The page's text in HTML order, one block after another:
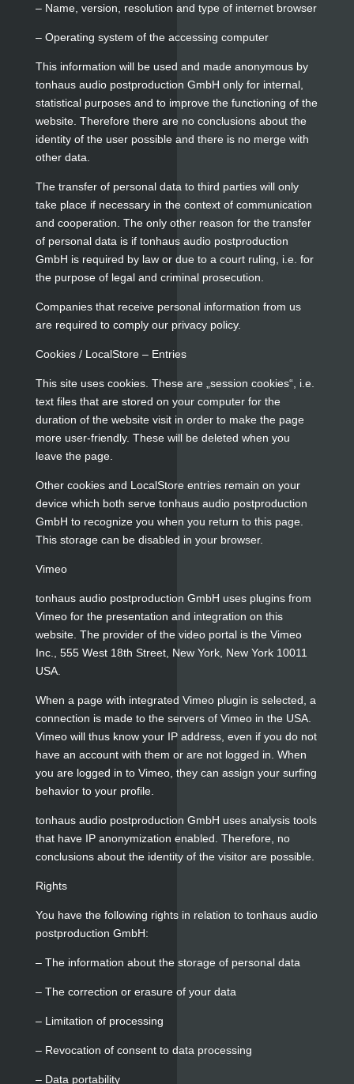
– Name, version, resolution and type of internet browser
– Operating system of the accessing computer
This information will be used and made anonymous by
tonhaus audio postproduction GmbH only for internal,
statistical purposes and to improve the functioning of the
website. Therefore there are no conclusions about the
identity of the user possible and there is no merge with
other data.
The transfer of personal data to third parties will only
take place if necessary in the context of communication
and cooperation. The only other reason for the transfer
of personal data is if tonhaus audio postproduction
GmbH is required by law or due to a court ruling, i.e. for
the purpose of legal and criminal prosecution.
Companies that receive personal information from us
are required to comply our privacy policy.
Cookies / LocalStore – Entries
This site uses cookies. These are „session cookies“, i.e.
text files that are stored on your computer for the
duration of the website visit in order to make the page
more user-friendly. These will be deleted when you
leave the page.
Other cookies and LocalStore entries remain on your
device which both serve tonhaus audio postproduction
GmbH to recognize you when you return to this page.
This storage can be disabled in your browser.
Vimeo
tonhaus audio postproduction GmbH uses plugins from
Vimeo for the presentation and integration on this
website. The provider of the video portal is the Vimeo
Inc., 555 West 18th Street, New York, New York 10011
USA.
When a page with integrated Vimeo plugin is selected, a
connection is made to the servers of Vimeo in the USA.
Vimeo will thus know your IP address, even if you do not
have an account with them or are not logged in. When
you are logged in to Vimeo, they can assign your surfing
behavior to your profile.
tonhaus audio postproduction GmbH uses analysis tools
that have IP anonymization enabled. Therefore, no
conclusions about the identity of the visitor are possible.
Rights
You have the following rights in relation to tonhaus audio
postproduction GmbH:
– The information about the storage of personal data
– The correction or erasure of your data
– Limitation of processing
– Revocation of consent to data processing
– Data portability